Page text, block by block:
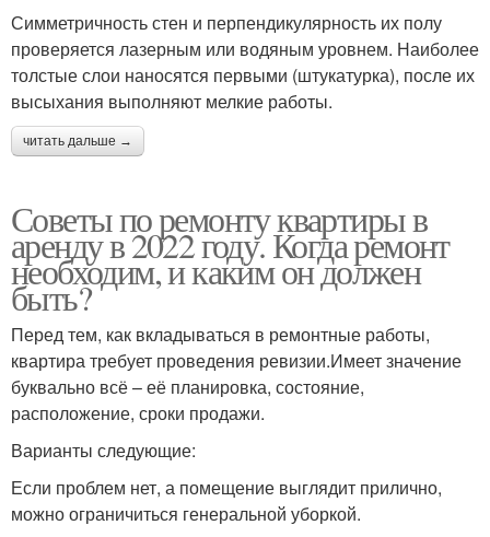
Симметричность стен и перпендикулярность их полу
проверяется лазерным или водяным уровнем. Наиболее
толстые слои наносятся первыми (штукатурка), после их
высыхания выполняют мелкие работы.
читать дальше →
Советы по ремонту квартиры в
аренду в 2022 году. Когда ремонт
необходим, и каким он должен
быть?
Перед тем, как вкладываться в ремонтные работы,
квартира требует проведения ревизии.Имеет значение
буквально всё – её планировка, состояние,
расположение, сроки продажи.
Варианты следующие:
Если проблем нет, а помещение выглядит прилично,
можно ограничиться генеральной уборкой.